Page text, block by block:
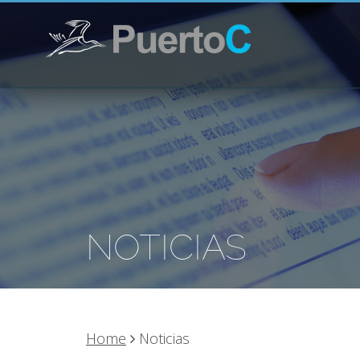
NOTICIAS
Home Noticias